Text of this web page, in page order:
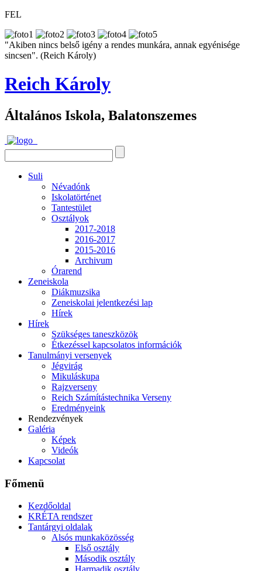
FEL
"Akiben nincs belső igény a rendes munkára, annak egyénisége
sincsen". (Reich Károly)
Reich Károly
Általános Iskola, Balatonszemes
Suli
Névadónk
Iskolatörténet
Tantestület
Osztályok
2017-2018
2016-2017
2015-2016
Archivum
Órarend
Zeneiskola
Diákmuzsika
Zeneiskolai jelentkezési lap
Hírek
Hírek
Szükséges taneszközök
Étkezéssel kapcsolatos információk
Tanulmányi versenyek
Jégvirág
Mikuláskupa
Rajzverseny
Reich Számítástechnika Verseny
Eredményeink
Rendezvények
Galéria
Képek
Videók
Kapcsolat
Főmenü
Kezdőoldal
KRÉTA rendszer
Tantárgyi oldalak
Alsós munkaközösség
Első osztály
Második osztály